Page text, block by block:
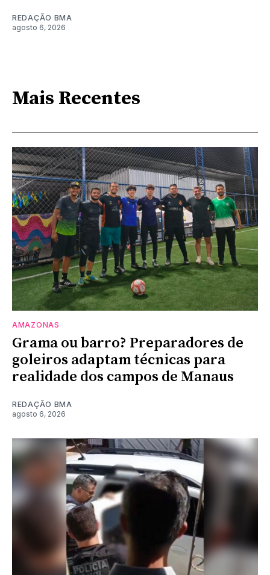
REDAÇÃO BMA
agosto 6, 2026
Mais Recentes
AMAZONAS
Grama ou barro? Preparadores de
goleiros adaptam técnicas para
realidade dos campos de Manaus
REDAÇÃO BMA
agosto 6, 2026